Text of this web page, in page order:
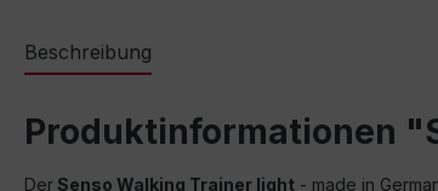
Beschreibung
Produktinformationen
Der Senso Walking Trainer light - made in